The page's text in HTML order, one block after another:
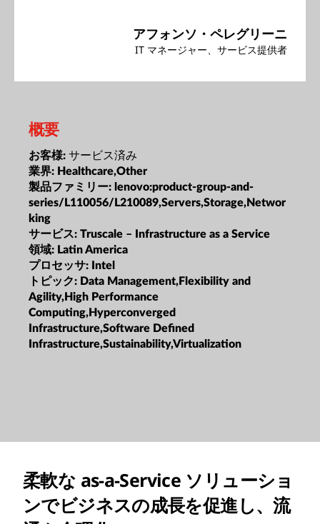
アフォンソ・ペレグリーニ
IT マネージャー、サービス提供者
概要
お客様: サービス済み
業界: Healthcare,Other
製品ファミリー: lenovo:product-group-and-
series/L110056/L210089,Servers,Storage,Networ
king
サービス: Truscale – Infrastructure as a Service
領域: Latin America
プロセッサ: Intel
トピック: Data Management,Flexibility and
Agility,High Performance
Computing,Hyperconverged
Infrastructure,Software Defined
Infrastructure,Sustainability,Virtualization
柔軟な as-a-Service ソリューショ
ンでビジネスの成長を促進し、流